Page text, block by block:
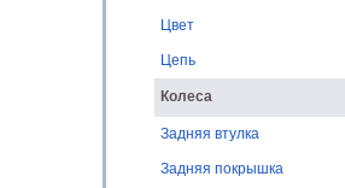
Цвет
Цепь
Колеса
Задняя втулка
Задняя покрышка